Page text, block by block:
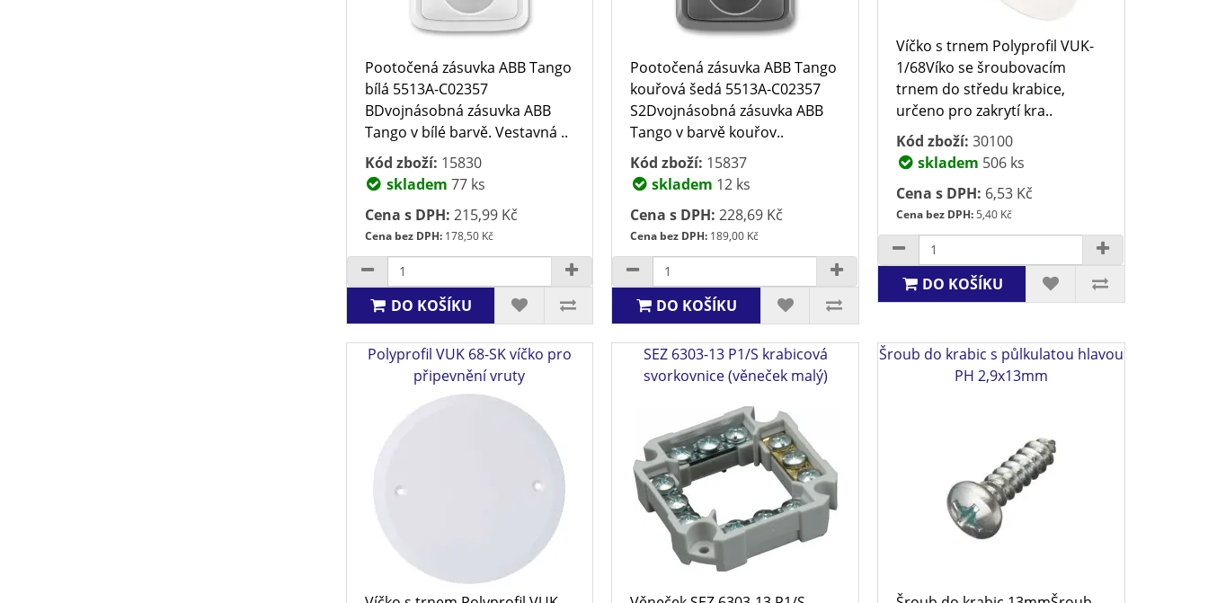
Pootočená zásuvka ABB Tango
bílá 5513A-C02357
BDvojnásobná zásuvka ABB
Tango v bílé barvě. Vestavná ..
Kód zboží: 15830
skladem 77 ks
Cena s DPH: 215,99 Kč
Cena bez DPH:178,50 Kč
DO KOŠÍKU
Pootočená zásuvka ABB Tango
kouřová šedá 5513A-C02357
S2Dvojnásobná zásuvka ABB
Tango v barvě kouřov..
Kód zboží: 15837
skladem 12 ks
Cena s DPH: 228,69 Kč
Cena bez DPH: 189,00 Kč
DO KOŠÍKU
Víčko s trnem Polyprofil VUK-
1/68Víko se šroubovacím
trnem do středu krabice,
určeno pro zakrytí kra..
Kód zboží: 30100
skladem 506 ks
Cena s DPH: 6,53 Kč
Cena bez DPH:5,40 Kč
DO KOŠÍKU
Polyprofil VUK 68-SK víčko pro
připevnění vruty
SEZ 6303-13 P1/S krabicová
svorkovnice (věneček malý)
Šroub do krabic s půlkulatou hlavou
PH 2,9x13mm